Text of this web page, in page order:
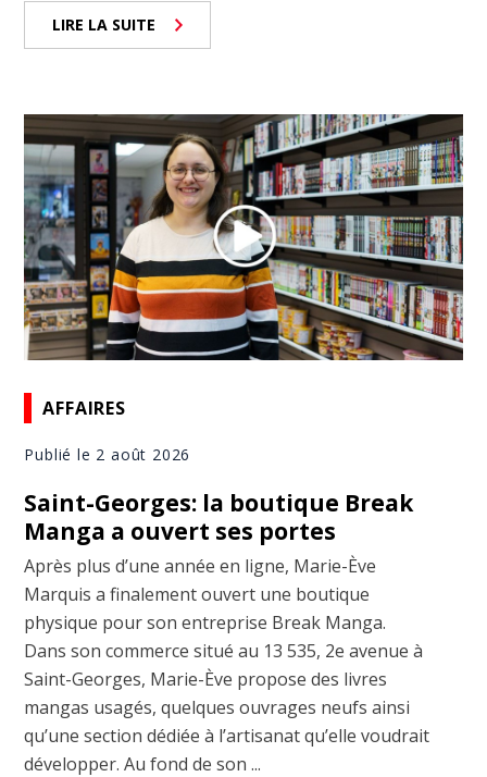
LIRE LA SUITE
AFFAIRES
Publié le 2 août 2026
Saint-Georges: la boutique Break
Manga a ouvert ses portes
Après plus d’une année en ligne, Marie-Ève
Marquis a finalement ouvert une boutique
physique pour son entreprise Break Manga.
Dans son commerce situé au 13 535, 2e avenue à
Saint-Georges, Marie-Ève propose des livres
mangas usagés, quelques ouvrages neufs ainsi
qu’une section dédiée à l’artisanat qu’elle voudrait
développer. Au fond de son ...